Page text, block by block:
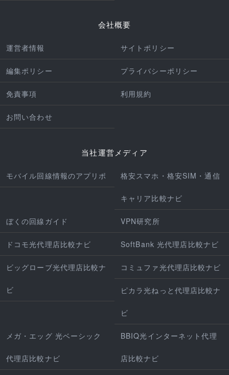
会社概要
運営者情報 サイトポリシー
編集ポリシー プライバシーポリシー
免責事項 利用規約
お問い合わせ
当社運営メディア
モバイル回線情報のアプリポ 格安スマホ・格安SIM・通信
キャリア比較ナビ
ぼくの回線ガイド VPN研究所
ドコモ光代理店比較ナビ SoftBank 光代理店比較ナビ
ビッグローブ光代理店比較ナ
ビ
コミュファ光代理店比較ナビ
ピカラ光ねっと代理店比較ナ
ビ
メガ・エッグ 光ベーシック
代理店比較ナビ
BBIQ光インターネット代理
店比較ナビ